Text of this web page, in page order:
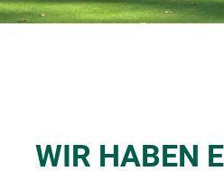
WIR HABEN